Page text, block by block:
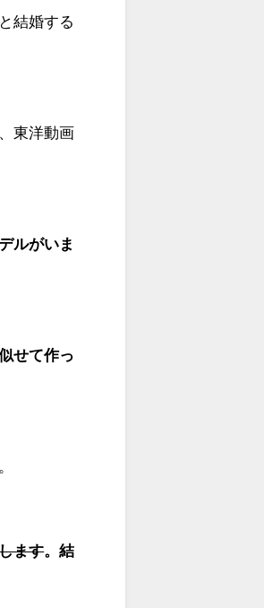
結婚する
東洋動画
ルがいま
せて作っ
ます。結